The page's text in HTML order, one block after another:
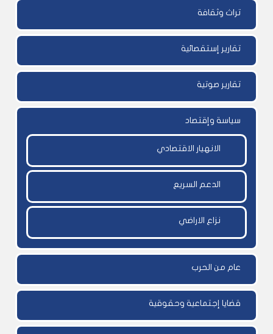
تراث وثقافة
تقارير إستقصائية
تقارير صوتية
سياسة وإقتصاد
الانهيار الاقتصادي
الدعم السريع
نزاع الاراضي
عام من الحرب
قضايا إجتماعية وحقوقية